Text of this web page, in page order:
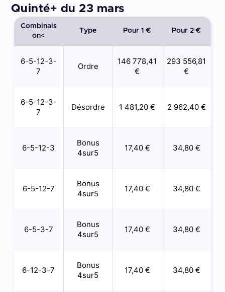
Quinté+ du 23 mars
Combinais
on<
Type Pour 1 € Pour 2 €
6-5-12-3-
7
Ordre
146 778,41
€
293 556,81
€
6-5-12-3-
7
Désordre 1 481,20 € 2 962,40 €
6-5-12-3
Bonus
4sur5
17,40 € 34,80 €
6-5-12-7
Bonus
4sur5
17,40 € 34,80 €
6-5-3-7
Bonus
4sur5
17,40 € 34,80 €
6-12-3-7
Bonus
4sur5
17,40 € 34,80 €